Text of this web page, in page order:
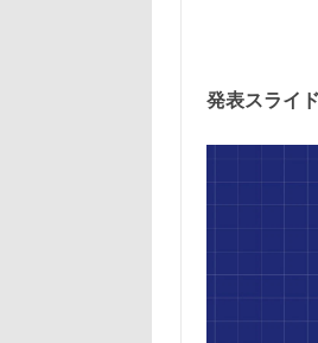
発表スライ